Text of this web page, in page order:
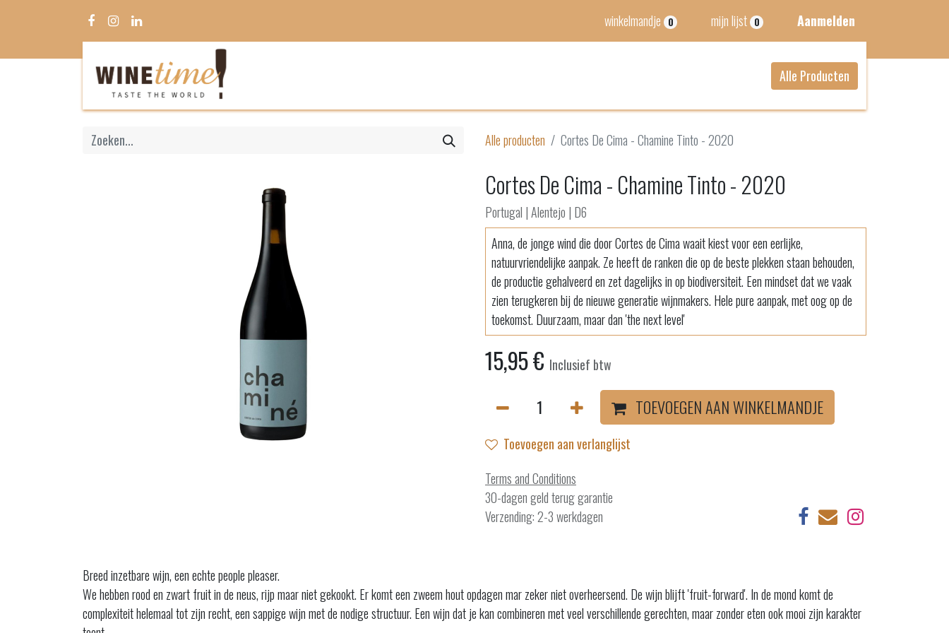
winkelmandje 0 mijn lijst 0 Aanmelden
Alle Producten
Alle producten Cortes De Cima - Chamine Tinto - 2020
Cortes De Cima - Chamine Tinto - 2020
Portugal | Alentejo | D6
Anna, de jonge wind die door Cortes de Cima waait kiest voor een eerlijke,
natuurvriendelijke aanpak. Ze heeft de ranken die op de beste plekken staan behouden,
de productie gehalveerd en zet dagelijks in op biodiversiteit. Een mindset dat we vaak
zien terugkeren bij de nieuwe generatie wijnmakers. Hele pure aanpak, met oog op de
toekomst. Duurzaam, maar dan 'the next level'
15,95€ Inclusief btw
TOEVOEGEN AAN WINKELMANDJE
Toevoegen aan verlanglijst
Terms and Conditions
30-dagen geld terug garantie
Verzending: 2-3 werkdagen
Breed inzetbare wijn, een echte people pleaser.
We hebben rood en zwart fruit in de neus, rijp maar niet gekookt. Er komt een zweem hout opdagen mar zeker niet overheersend. De wijn blijft 'fruit-forward'. In de mond komt de
complexiteit helemaal tot zijn recht, een sappige wijn met de nodige structuur. Een wijn dat je kan combineren met veel verschillende gerechten, maar zonder eten ook mooi zijn karakter